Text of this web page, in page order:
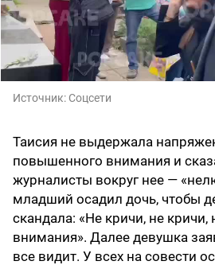
Источник: Соцсети
Таисия не выдержала
повышенного внимания и
журналисты вокруг нее —
младший осадил дочь, чтобы
скандала: «Не кричи, не кричи,
внимания». Далее девушка
все видит. У всех на совести